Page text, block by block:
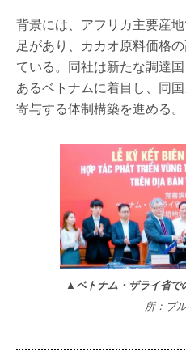
背景には、アフリカ主要産
足があり、カカオ原料価格
ている。同社は新たな調達
あるベトナムに着目し、同
寄与する体制構築を進める。
▲ベトナム・ザライ省で
所：ブ